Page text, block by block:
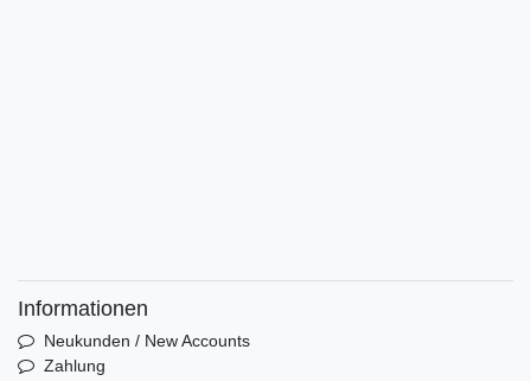
Informationen
Neukunden / New Accounts
Zahlung